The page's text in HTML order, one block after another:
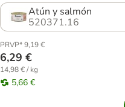
Atún y salmón
520371.16
PRVP* 9,19 €
6,29 €
14,98 € / kg
5,66 €